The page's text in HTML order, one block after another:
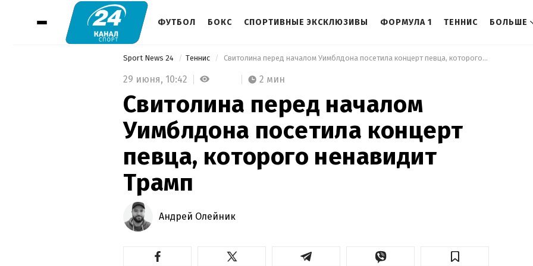
ФУТБОЛ БОКС СПОРТИВНЫЕ ЭКСКЛЮЗИВЫ ФОРМУЛА 1 ТЕННИС БОЛЬШЕ
Sport News 24 Теннис Свитолина перед началом Уимблдона посетила концерт певца, которого ненавидит Трамп
29 июня, 10:42 2 мин
Свитолина перед началом
Уимблдона посетила концерт
певца, которого ненавидит
Трамп
Андрей Олейник